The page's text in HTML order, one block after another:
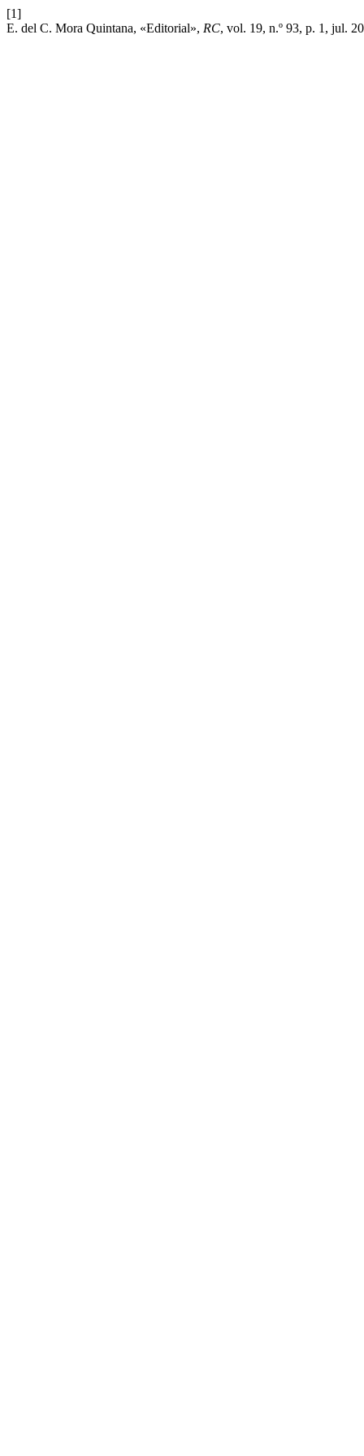
[1]
E. del C. Mora Quintana, «Editorial», RC, vol. 19, n.º 93, p. 1, jul.